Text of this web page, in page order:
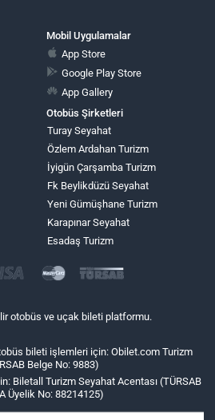
Mobil Uygulamalar
App Store
Google Play Store
App Gallery
Otobüs Şirketleri
Turay Seyahat
Özlem Ardahan Turizm
İyigün Çarşamba Turizm
Fk Beylikdüzü Seyahat
Yeni Gümüşhane Turizm
Karapınar Seyahat
Esadaş Turizm
otobüs ve uçak bileti platformu.
bileti işlemleri için: Obilet.com Turizm
Belge No: 9883)
Biletall Turizm Seyahat Acentası (TÜRSAB
Üyelik No: 88214125)